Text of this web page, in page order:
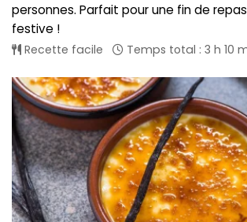
personnes. Parfait pour une fin de
festive !
Recette facile Temps total : 3 h 10